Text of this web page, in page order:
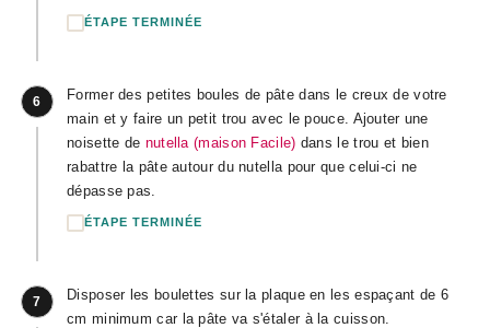
ÉTAPE TERMINÉE
6
Former des petites boules de pâte dans le creux de votre
main et y faire un petit trou avec le pouce. Ajouter une
noisette de nutella (maison Facile) dans le trou et bien
rabattre la pâte autour du nutella pour que celui-ci ne
dépasse pas.
ÉTAPE TERMINÉE
7
Disposer les boulettes sur la plaque en les espaçant de 6
cm minimum car la pâte va s'étaler à la cuisson.